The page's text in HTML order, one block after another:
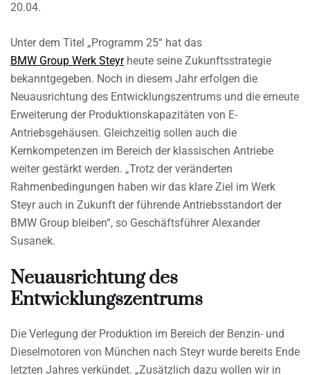
20.04.
Unter dem Titel „Programm 25“ hat das
BMW Group Werk Steyrheute seine Zukunftsstrategie
bekanntgegeben. Noch in diesem Jahr erfolgen die
Neuausrichtung des Entwicklungszentrums und die erneute
Erweiterung der Produktionskapazitäten von E-
Antriebsgehäusen. Gleichzeitig sollen auch die
Kernkompetenzen im Bereich der klassischen Antriebe
weiter gestärkt werden. „Trotz der veränderten
Rahmenbedingungen haben wir das klare Ziel im Werk
Steyr auch in Zukunft der führende Antriebsstandort der
BMW Group bleiben“, so Geschäftsführer Alexander
Susanek.
Neuausrichtung des
Entwicklungszentrums
Die Verlegung der Produktion im Bereich der Benzin- und
Dieselmotoren von München nach Steyr wurde bereits Ende
letzten Jahres verkündet. „Zusätzlich dazu wollen wir in